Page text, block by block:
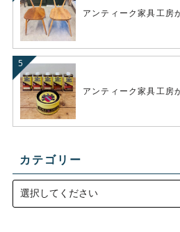
アンティーク家具工房
アンティーク家具工房
カテゴリー